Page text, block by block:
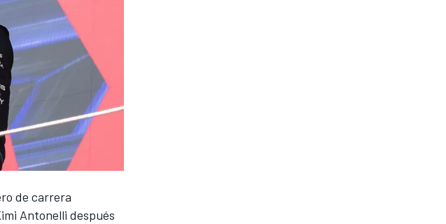
de carrera
Antonelli después